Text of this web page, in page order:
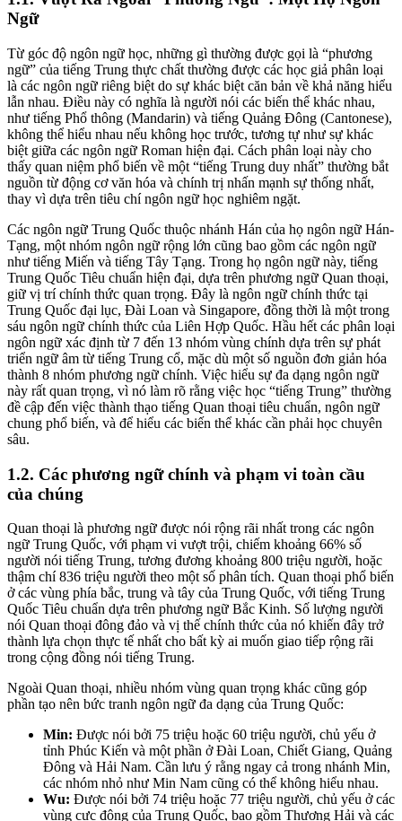
Ngữ
Từ góc độ ngôn ngữ học, những gì thường được gọi là “phương
ngữ” của tiếng Trung thực chất thường được các học giả phân loại
là các ngôn ngữ riêng biệt do sự khác biệt căn bản về khả năng hiểu
lẫn nhau. Điều này có nghĩa là người nói các biến thể khác nhau,
như tiếng Phổ thông (Mandarin) và tiếng Quảng Đông (Cantonese),
không thể hiểu nhau nếu không học trước, tương tự như sự khác
biệt giữa các ngôn ngữ Roman hiện đại. Cách phân loại này cho
thấy quan niệm phổ biến về một “tiếng Trung duy nhất” thường bắt
nguồn từ động cơ văn hóa và chính trị nhấn mạnh sự thống nhất,
thay vì dựa trên tiêu chí ngôn ngữ học nghiêm ngặt.
Các ngôn ngữ Trung Quốc thuộc nhánh Hán của họ ngôn ngữ Hán-
Tạng, một nhóm ngôn ngữ rộng lớn cũng bao gồm các ngôn ngữ
như tiếng Miến và tiếng Tây Tạng. Trong họ ngôn ngữ này, tiếng
Trung Quốc Tiêu chuẩn hiện đại, dựa trên phương ngữ Quan thoại,
giữ vị trí chính thức quan trọng. Đây là ngôn ngữ chính thức tại
Trung Quốc đại lục, Đài Loan và Singapore, đồng thời là một trong
sáu ngôn ngữ chính thức của Liên Hợp Quốc. Hầu hết các phân loại
ngôn ngữ xác định từ 7 đến 13 nhóm vùng chính dựa trên sự phát
triển ngữ âm từ tiếng Trung cổ, mặc dù một số nguồn đơn giản hóa
thành 8 nhóm phương ngữ chính. Việc hiểu sự đa dạng ngôn ngữ
này rất quan trọng, vì nó làm rõ rằng việc học “tiếng Trung” thường
đề cập đến việc thành thạo tiếng Quan thoại tiêu chuẩn, ngôn ngữ
chung phổ biến, và để hiểu các biến thể khác cần phải học chuyên
sâu.
1.2. Các phương ngữ chính và phạm vi toàn cầu
của chúng
Quan thoại là phương ngữ được nói rộng rãi nhất trong các ngôn
ngữ Trung Quốc, với phạm vi vượt trội, chiếm khoảng 66% số
người nói tiếng Trung, tương đương khoảng 800 triệu người, hoặc
thậm chí 836 triệu người theo một số phân tích. Quan thoại phổ biến
ở các vùng phía bắc, trung và tây của Trung Quốc, với tiếng Trung
Quốc Tiêu chuẩn dựa trên phương ngữ Bắc Kinh. Số lượng người
nói Quan thoại đông đảo và vị thế chính thức của nó khiến đây trở
thành lựa chọn thực tế nhất cho bất kỳ ai muốn giao tiếp rộng rãi
trong cộng đồng nói tiếng Trung.
Ngoài Quan thoại, nhiều nhóm vùng quan trọng khác cũng góp
phần tạo nên bức tranh ngôn ngữ đa dạng của Trung Quốc:
Min: Được nói bởi 75 triệu hoặc 60 triệu người, chủ yếu ở
tỉnh Phúc Kiến và một phần ở Đài Loan, Chiết Giang, Quảng
Đông và Hải Nam. Cần lưu ý rằng ngay cả trong nhánh Min,
các nhóm nhỏ như Min Nam cũng có thể không hiểu nhau.
Wu: Được nói bởi 74 triệu hoặc 77 triệu người, chủ yếu ở các
vùng cực đông của Trung Quốc, bao gồm Thượng Hải và các